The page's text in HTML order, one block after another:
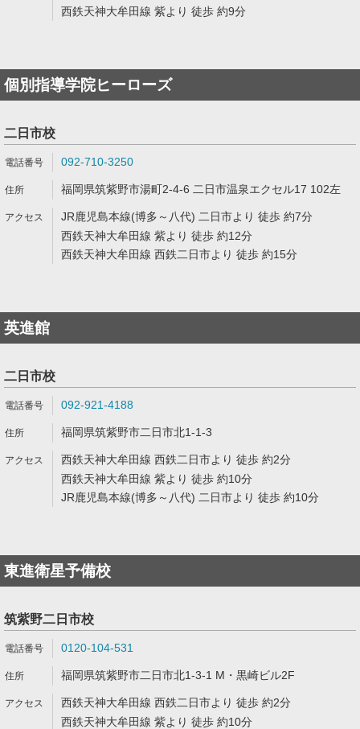
西鉄天神大牟田線 紫より 徒歩 約9分
個別指導学院ヒーローズ
二日市校
092-710-3250
福岡県筑紫野市湯町2-4-6 二日市温泉エクセル17 102左
JR鹿児島本線(博多～八代) 二日市より 徒歩 約7分
西鉄天神大牟田線 紫より 徒歩 約12分
西鉄天神大牟田線 西鉄二日市より 徒歩 約15分
英進館
二日市校
092-921-4188
福岡県筑紫野市二日市北1-1-3
西鉄天神大牟田線 西鉄二日市より 徒歩 約2分
西鉄天神大牟田線 紫より 徒歩 約10分
JR鹿児島本線(博多～八代) 二日市より 徒歩 約10分
東進衛星予備校
筑紫野二日市校
0120-104-531
福岡県筑紫野市二日市北1-3-1 M・黒崎ビル2F
西鉄天神大牟田線 西鉄二日市より 徒歩 約2分
西鉄天神大牟田線 紫より 徒歩 約10分